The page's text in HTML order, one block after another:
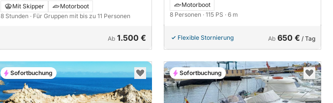
Motorboot für einen ganzen Tag voller
Entdeckungen
Mit Skipper
Motorboot
8 Stunden · Für Gruppen mit bis zu 11 Personen
Ab 1.500 €
Motorboot
8 Personen · 115 PS · 6 m
Flexible Stornierung Ab 650 € / Tag
Sofortbuchung Sofortbuchung